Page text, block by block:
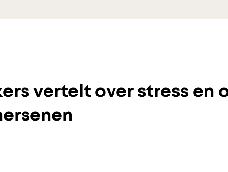
vertelt over stress en